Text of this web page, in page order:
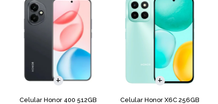
Celular Honor 400 512GB
COMPARAR
Celular Honor X6C 256GB
COMPARAR